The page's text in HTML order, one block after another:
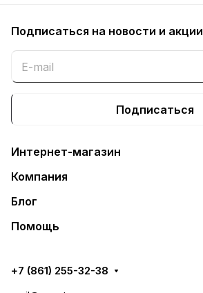
Подписаться на новости и акции
Подписаться
Интернет-магазин
Компания
Блог
Помощь
+7 (861) 255-32-38